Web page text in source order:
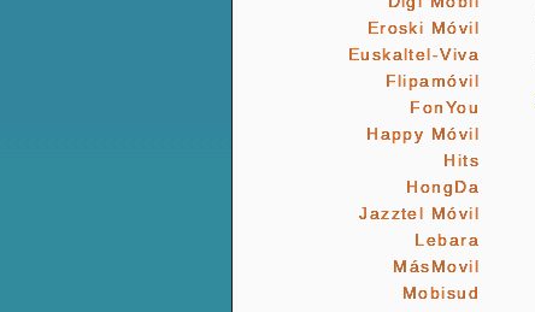
Eroski Móvil
Euskaltel-Viva
Flipamóvil
FonYou
Happy Móvil
Hits
HongDa
Jazztel Móvil
Lebara
MásMovil
Mobisud